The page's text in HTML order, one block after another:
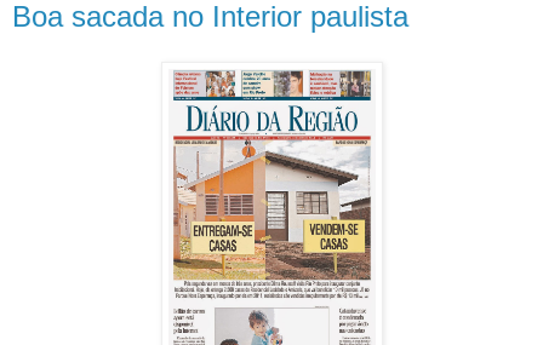
Boa sacada no Interior paulista